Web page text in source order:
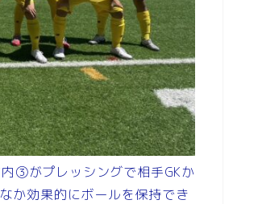
③がプレッシングで相手GKか
か効果的にボールを保持でき